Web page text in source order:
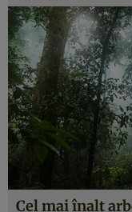
Cel mai înalt